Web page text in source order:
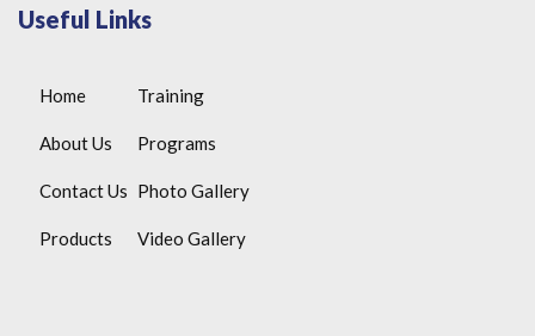
Useful Links
Home
About Us
Contact Us
Products
Training
Programs
Photo Gallery
Video Gallery